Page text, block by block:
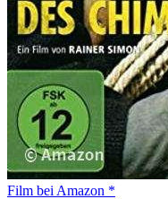
Film bei Amazon *